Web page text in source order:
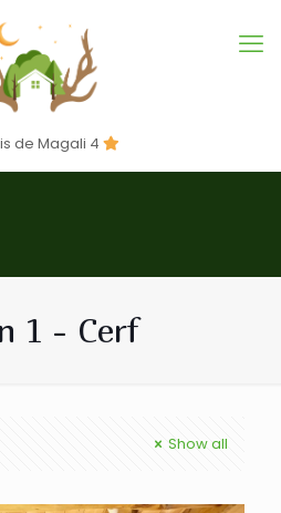
de Magali 4
1 - Cerf
Show all